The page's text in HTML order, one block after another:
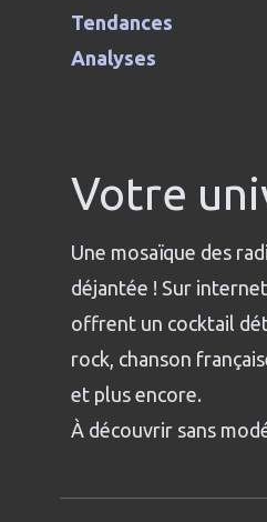
Tendances
Analyses
Votre
Une mosaïque des
déjantée ! Sur
offrent un cocktail
rock, chanson
et plus encore.
À découvrir sans